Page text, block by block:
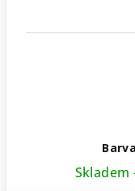
Skladem